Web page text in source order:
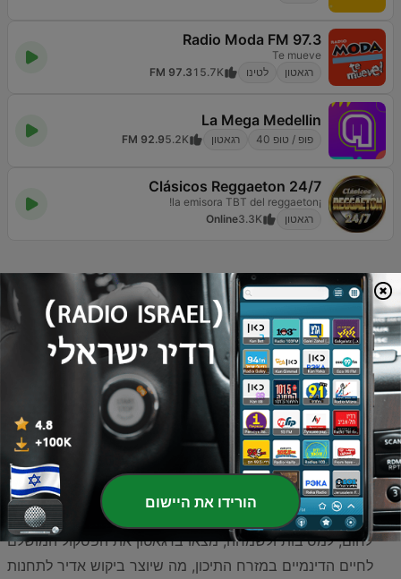
Radio Moda FM 97.3
Te mueve
רגאטון
לטינו 15.7K
97.3 FM
La Mega Medellin
פופ / טופ 40 רגאטון 5.2K
92.9 FM
Clásicos Reggaeton 24/7
¡la emisora TBT del reggaeton!
רגאטון
3.3K
Online
סצנת המוזיקה בישראל עברה שינוי משמעותי בעשורים
האחרונים, כאשר המקצבים הלטיניים תפסו מקום מרכזי בלב
הקונצנזוס. מוזיקת הרגאטון, עם האנרגיה המתפרצת והמקצב
הייחודי שלה, הפכה לאחד הסגנונות הפופולריים ביותר בקרב קהל
המאזינים המקומי. מה שהתחיל כגל קטן של מוזיקה מהקריביים,
הפך לתופעה תרבותית רחבת היקף שמשפיעה על אמנים
ישראלים רבים ויוצרת חיבור ישיר בין המקצבים המקומיים לבין
מרכזי המוזיקה הגדולים בעולם. הישראלים, הידועים באהבתם
לחום, למסיבות ולשמחה, מצאו ברגאטון את הפסקול המושלם
לחיים הדינמיים במזרח התיכון, מה שיוצר ביקוש אדיר לתחנות
הורידו את היישום